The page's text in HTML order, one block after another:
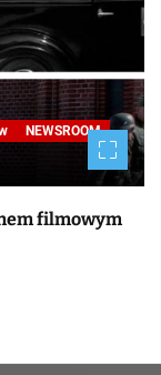
NEWSROOM
filmowym